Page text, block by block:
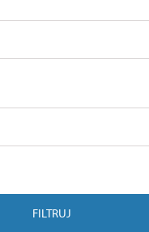
FILTRUJ